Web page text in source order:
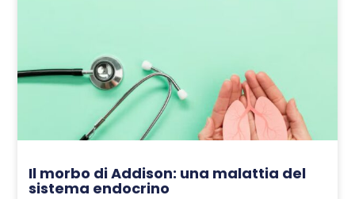
Il morbo di Addison: una malattia del
sistema endocrino